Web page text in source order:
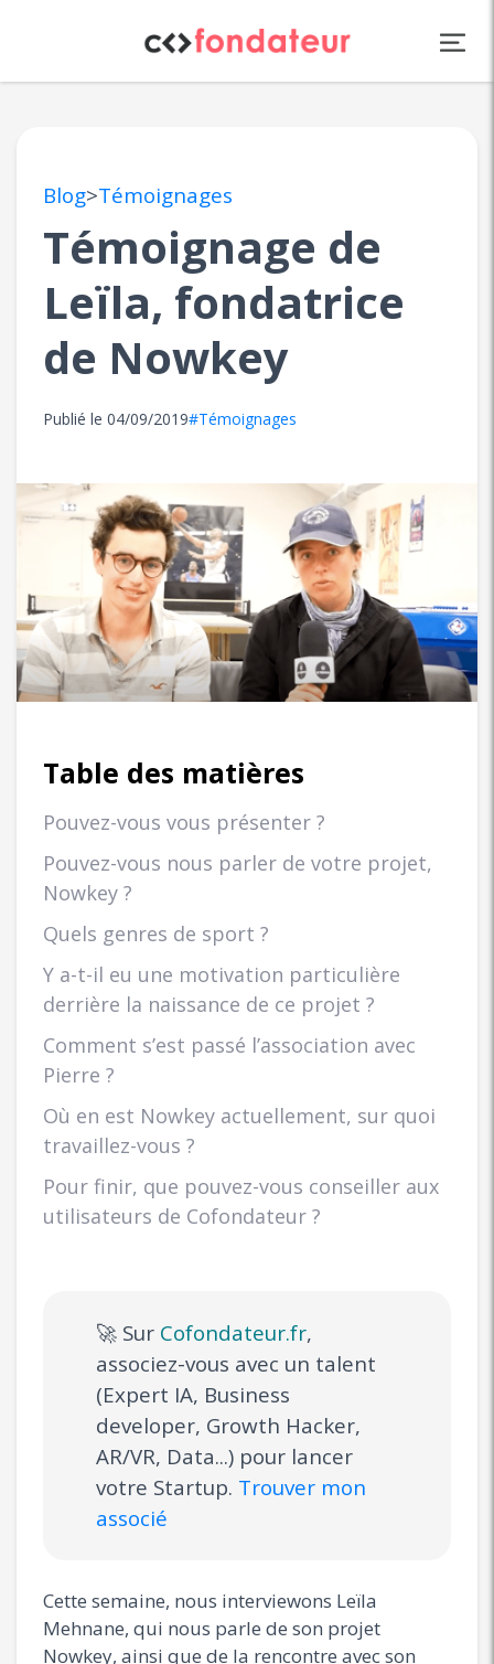
Blog>Témoignages
Témoignage de
Leïla, fondatrice
de Nowkey
Publié le 04/09/2019#Témoignages
Table des matières
Pouvez-vous vous présenter ?
Pouvez-vous nous parler de votre projet,
Nowkey ?
Quels genres de sport ?
Y a-t-il eu une motivation particulière
derrière la naissance de ce projet ?
Comment s’est passé l’association avec
Pierre ?
Où en est Nowkey actuellement, sur quoi
travaillez-vous ?
Pour finir, que pouvez-vous conseiller aux
utilisateurs de Cofondateur ?
🚀 Sur Cofondateur.fr,
associez-vous avec un talent
(Expert IA, Business
developer, Growth Hacker,
AR/VR, Data...) pour lancer
votre Startup. Trouver mon
associé
Cette semaine, nous interviewons Leïla
Mehnane, qui nous parle de son projet
Nowkey, ainsi que de la rencontre avec son